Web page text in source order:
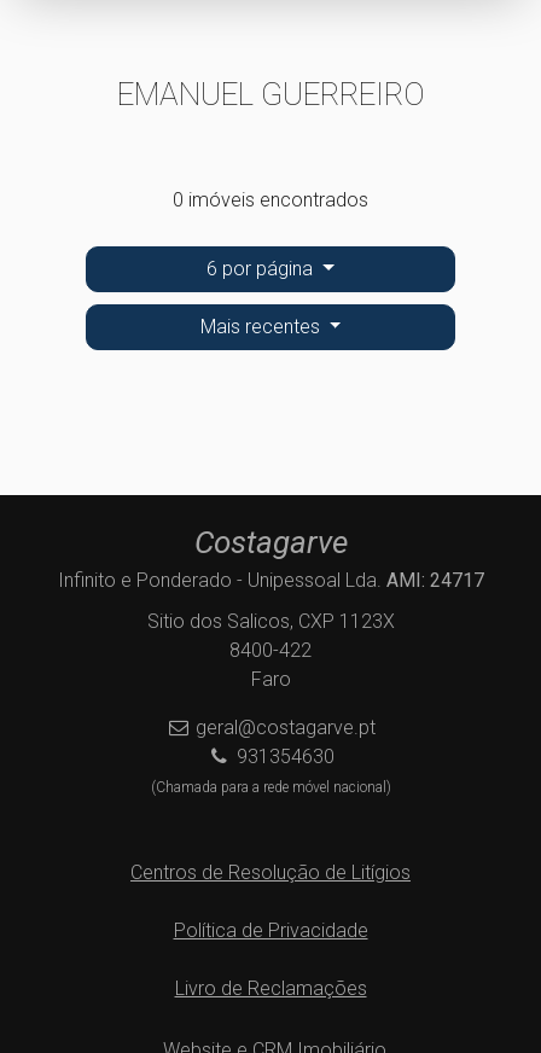
EMANUEL GUERREIRO
0 imóveis encontrados
6 por página
Mais recentes
Costagarve
Infinito e Ponderado - Unipessoal Lda. AMI: 24717
Sitio dos Salicos, CXP 1123X
8400-422
Faro
geral@costagarve.pt
931354630
(Chamada para a rede móvel nacional)
Centros de Resolução de Litígios
Política de Privacidade
Livro de Reclamações